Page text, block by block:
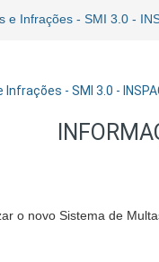
e Infrações - SMI 3.0 -
- SMI 3.0 -
o novo Sistema de